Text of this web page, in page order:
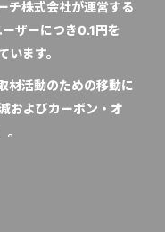
チ株式会社が運営する
ザーにつき0.1円を
ます。
材活動のための移動に
およびカーボン・オ
。